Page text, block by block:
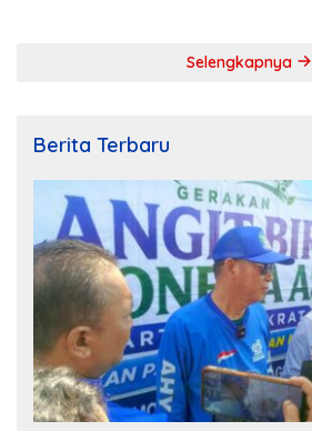
Selengkapnya
Berita Terbaru